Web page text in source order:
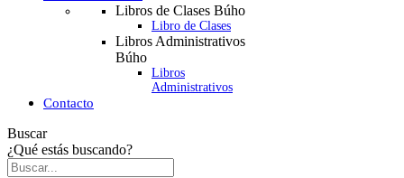
Libros de Clases Búho
Libro de Clases
Libros Administrativos
Búho
Libros
Administrativos
Contacto
Buscar
¿Qué estás buscando?